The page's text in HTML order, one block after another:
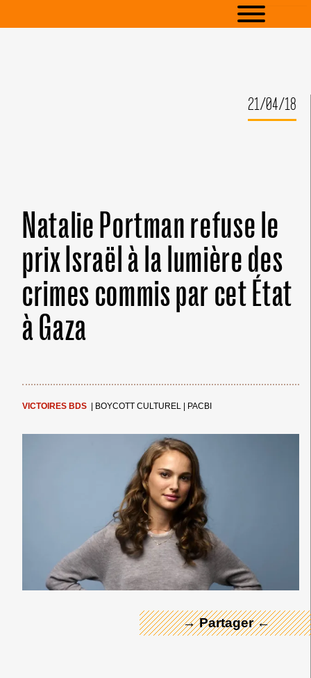
21/04/18
Natalie Portman refuse le
prix Israël à la lumière des
crimes commis par cet État
à Gaza
VICTOIRES BDS BOYCOTT CULTUREL PACBI
→ Partager ←
← Merci ! →